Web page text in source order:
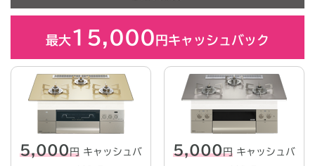
最大15,000 円キャッシュバック
5,000円 キャッシュバ
5,000円 キャッシュバ